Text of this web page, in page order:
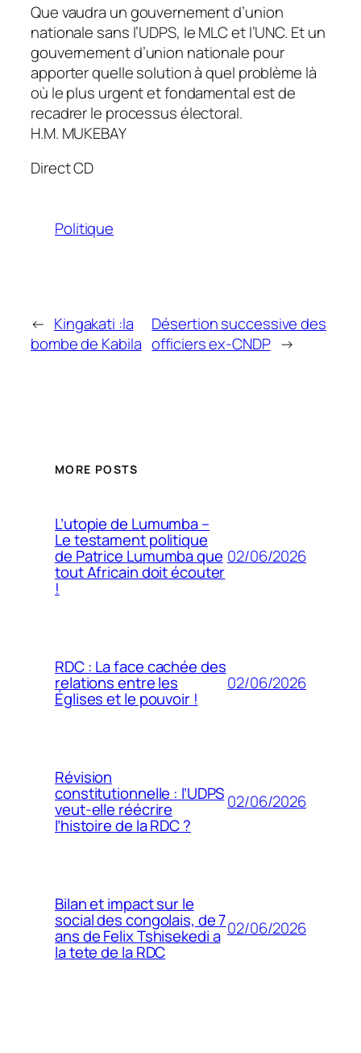
Que vaudra un gouvernement d’union
nationale sans l’UDPS, le MLC et l’UNC. Et un
gouvernement d’union nationale pour
apporter quelle solution à quel problème là
où le plus urgent et fondamental est de
recadrer le processus électoral.
H.M. MUKEBAY
Direct CD
Politique
← Kingakati :la
bombe de Kabila
Désertion successive des
officiers ex-CNDP →
MORE POSTS
L’utopie de Lumumba –
Le testament politique
de Patrice Lumumba que
tout Africain doit écouter
!
02/06/2026
RDC : La face cachée des
relations entre les
Églises et le pouvoir !
02/06/2026
Révision
constitutionnelle : l’UDPS
veut-elle réécrire
l’histoire de la RDC ?
02/06/2026
Bilan et impact sur le
social des congolais, de 7
ans de Felix Tshisekedi a
la tete de la RDC
02/06/2026